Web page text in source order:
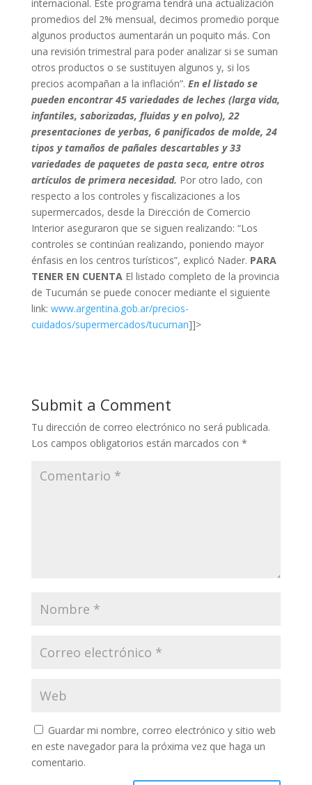
internacional. Este programa tendrá una actualización
promedios del 2% mensual, decimos promedio porque
algunos productos aumentarán un poquito más. Con
una revisión trimestral para poder analizar si se suman
otros productos o se sustituyen algunos y, si los
precios acompañan a la inflación”. En el listado se
pueden encontrar 45 variedades de leches (larga vida,
infantiles, saborizadas, fluidas y en polvo), 22
presentaciones de yerbas, 6 panificados de molde, 24
tipos y tamaños de pañales descartables y 33
variedades de paquetes de pasta seca, entre otros
artículos de primera necesidad. Por otro lado, con
respecto a los controles y fiscalizaciones a los
supermercados, desde la Dirección de Comercio
Interior aseguraron que se siguen realizando: “Los
controles se continúan realizando, poniendo mayor
énfasis en los centros turísticos”, explicó Nader. PARA
TENER EN CUENTA El listado completo de la provincia
de Tucumán se puede conocer mediante el siguiente
link: www.argentina.gob.ar/precios-
cuidados/supermercados/tucuman]]>
Submit a Comment
Tu dirección de correo electrónico no será publicada.
Los campos obligatorios están marcados con *
Guardar mi nombre, correo electrónico y sitio web
en este navegador para la próxima vez que haga un
comentario.